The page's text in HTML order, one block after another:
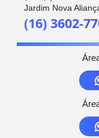
Jardim Nova
(16) 3602-